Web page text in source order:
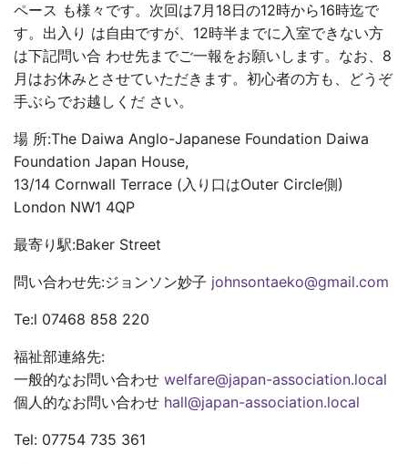
ペース も様々です。次回は7月18日の12時から16時迄で
す。出入り は自由ですが、12時半までに入室できない方
は下記問い合 わせ先までご一報をお願いします。なお、8
月はお休みとさせていただきます。初心者の方も、どうぞ
手ぶらでお越しくだ さい。
場 所:The Daiwa Anglo-Japanese Foundation Daiwa
Foundation Japan House,
13/14 Cornwall Terrace (入り口はOuter Circle側)
London NW1 4QP
最寄り駅:Baker Street
問い合わせ先:ジョンソン妙子 johnsontaeko@gmail.com
Te:l 07468 858 220
福祉部連絡先:
一般的なお問い合わせ welfare@japan-association.local
個人的なお問い合わせ hall@japan-association.local
Tel: 07754 735 361